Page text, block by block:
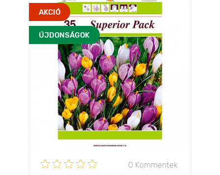
AKCIÓ
ÚJDONSÁGOK
0 Kommentek